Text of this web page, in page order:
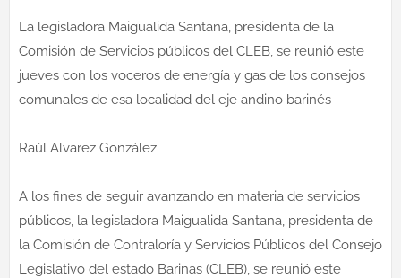
La legisladora Maigualida Santana, presidenta de la
Comisión de Servicios públicos del CLEB, se reunió este
jueves con los voceros de energía y gas de los consejos
comunales de esa localidad del eje andino barinés
Raúl Alvarez González
A los fines de seguir avanzando en materia de servicios
públicos, la legisladora Maigualida Santana, presidenta de
la Comisión de Contraloría y Servicios Públicos del Consejo
Legislativo del estado Barinas (CLEB), se reunió este